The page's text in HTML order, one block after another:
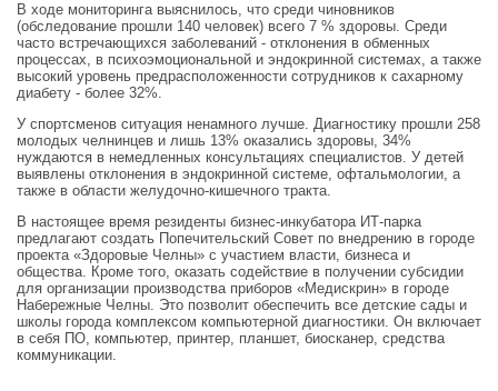
В ходе мониторинга выяснилось, что среди чиновников
(обследование прошли 140 человек) всего 7 % здоровы. Среди
часто встречающихся заболеваний - отклонения в обменных
процессах, в психоэмоциональной и эндокринной системах, а также
высокий уровень предрасположенности сотрудников к сахарному
диабету - более 32%.
У спортсменов ситуация ненамного лучше. Диагностику прошли 258
молодых челнинцев и лишь 13% оказались здоровы, 34%
нуждаются в немедленных консультациях специалистов. У детей
выявлены отклонения в эндокринной системе, офтальмологии, а
также в области желудочно-кишечного тракта.
В настоящее время резиденты бизнес-инкубатора ИТ-парка
предлагают создать Попечительский Совет по внедрению в городе
проекта «Здоровые Челны» с участием власти, бизнеса и
общества. Кроме того, оказать содействие в получении субсидии
для организации производства приборов «Медискрин» в городе
Набережные Челны. Это позволит обеспечить все детские сады и
школы города комплексом компьютерной диагностики. Он включает
в себя ПО, компьютер, принтер, планшет, биосканер, средства
коммуникации.